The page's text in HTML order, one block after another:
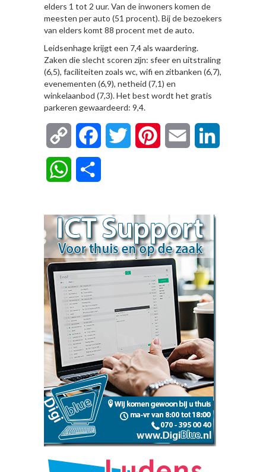
elders 1 tot 2 uur. Van de inwoners komen de
meesten per auto (51 procent). Bij de bezoekers
van elders komt 88 procent met de auto.
Leidsenhage krijgt een 7,4 als waardering.
Zaken die slecht scoren zijn: sfeer en uitstraling
(6,5), faciliteiten zoals wc, wifi en zitbanken (6,7),
evenementen (6,9), netheid (7,1) en
winkelaanbod (7,3). Het best wordt het gratis
parkeren gewaardeerd: 9,4.
Copy
Link
FacebookTwitter Pinterest Email
WhatsApp